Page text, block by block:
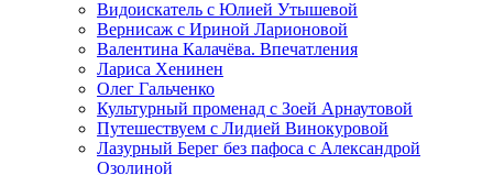
Видоискатель с Юлией Утышевой
Вернисаж с Ириной Ларионовой
Валентина Калачёва. Впечатления
Лариса Хенинен
Олег Гальченко
Культурный променад с Зоей Арнаутовой
Путешествуем с Лидией Винокуровой
Лазурный Берег без пафоса с Александрой
Озолиной